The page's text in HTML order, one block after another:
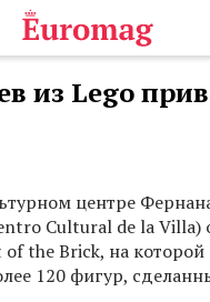
из Lego
центре
Cultural de la Villa)
the Brick, на которой
120 фигур,